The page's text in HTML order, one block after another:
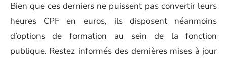
Bien que ces derniers ne puissent pas convertir leurs
heures CPF en euros, ils disposent néanmoins
d’options de formation au sein de la fonction
publique. Restez informés des dernières mises à jour